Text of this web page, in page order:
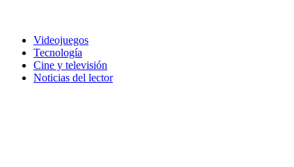
Videojuegos
Tecnología
Cine y televisión
Noticias del lector